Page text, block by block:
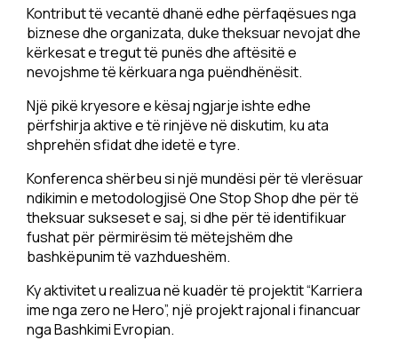
Kontribut të vecantë dhanë edhe përfaqësues nga
biznese dhe organizata, duke theksuar nevojat dhe
kërkesat e tregut të punës dhe aftësitë e
nevojshme të kërkuara nga puëndhënësit.
Një pikë kryesore e kësaj ngjarje ishte edhe
përfshirja aktive e të rinjëve në diskutim, ku ata
shprehën sfidat dhe idetë e tyre.
Konferenca shërbeu si një mundësi për të vlerësuar
ndikimin e metodologjisë One Stop Shop dhe për të
theksuar sukseset e saj, si dhe për të identifikuar
fushat për përmirësim të mëtejshëm dhe
bashkëpunim të vazhdueshëm.
Ky aktivitet u realizua në kuadër të projektit “Karriera
ime nga zero ne Hero”, një projekt rajonal i financuar
nga Bashkimi Evropian.